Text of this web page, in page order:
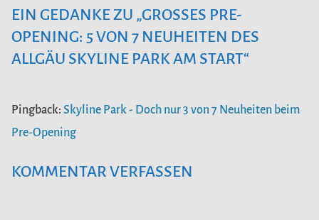
EIN GEDANKE ZU „GROSSES PRE-O
PENING: 5 VON 7 NEUHEITEN DES A
LLGÄU SKYLINE PARK AM START “
Pingback: Skyline Park - Doch nur 3 von 7 Neuheiten beim
Pre-Opening
KOMMENTAR VERFASSEN